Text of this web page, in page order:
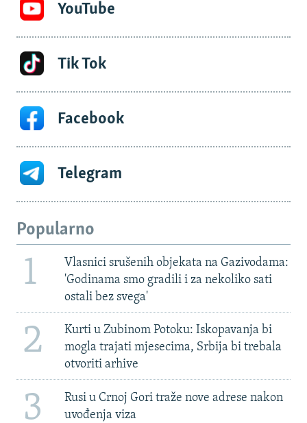
YouTube
Tik Tok
Facebook
Telegram
Popularno
1
Vlasnici srušenih objekata na Gazivodama:
'Godinama smo gradili i za nekoliko sati
ostali bez svega'
2
Kurti u Zubinom Potoku: Iskopavanja bi
mogla trajati mjesecima, Srbija bi trebala
otvoriti arhive
3
Rusi u Crnoj Gori traže nove adrese nakon
uvođenja viza